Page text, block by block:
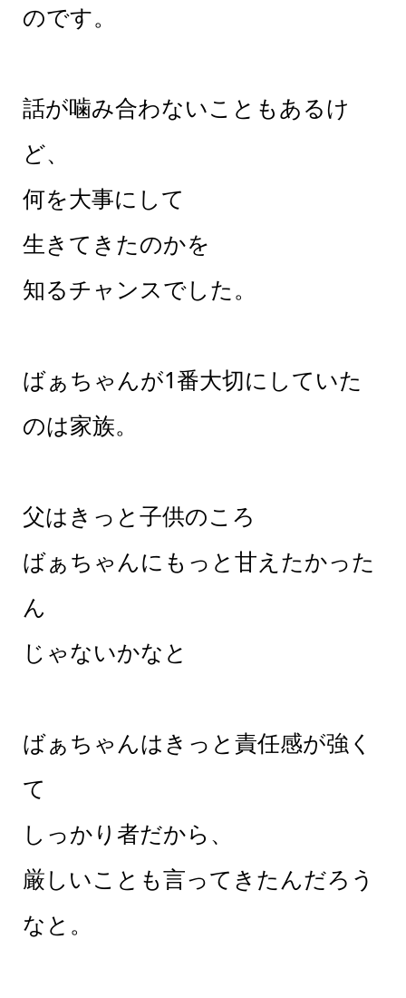
のです。
話が噛み合わないこともあるけ
ど、
何を大事にして
生きてきたのかを
知るチャンスでした。
ばぁちゃんが1番大切にしていた
のは家族。
父はきっと子供のころ
ばぁちゃんにもっと甘えたかった
ん
じゃないかなと
ばぁちゃんはきっと責任感が強く
て
しっかり者だから、
厳しいことも言ってきたんだろう
なと。